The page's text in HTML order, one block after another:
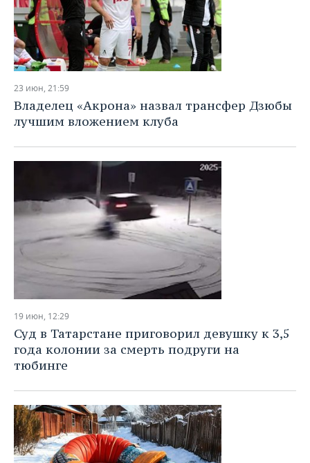
23 июн, 21:59
Владелец «Акрона» назвал трансфер Дзюбы
лучшим вложением клуба
19 июн, 12:29
Суд в Татарстане приговорил девушку к 3,5
года колонии за смерть подруги на
тюбинге